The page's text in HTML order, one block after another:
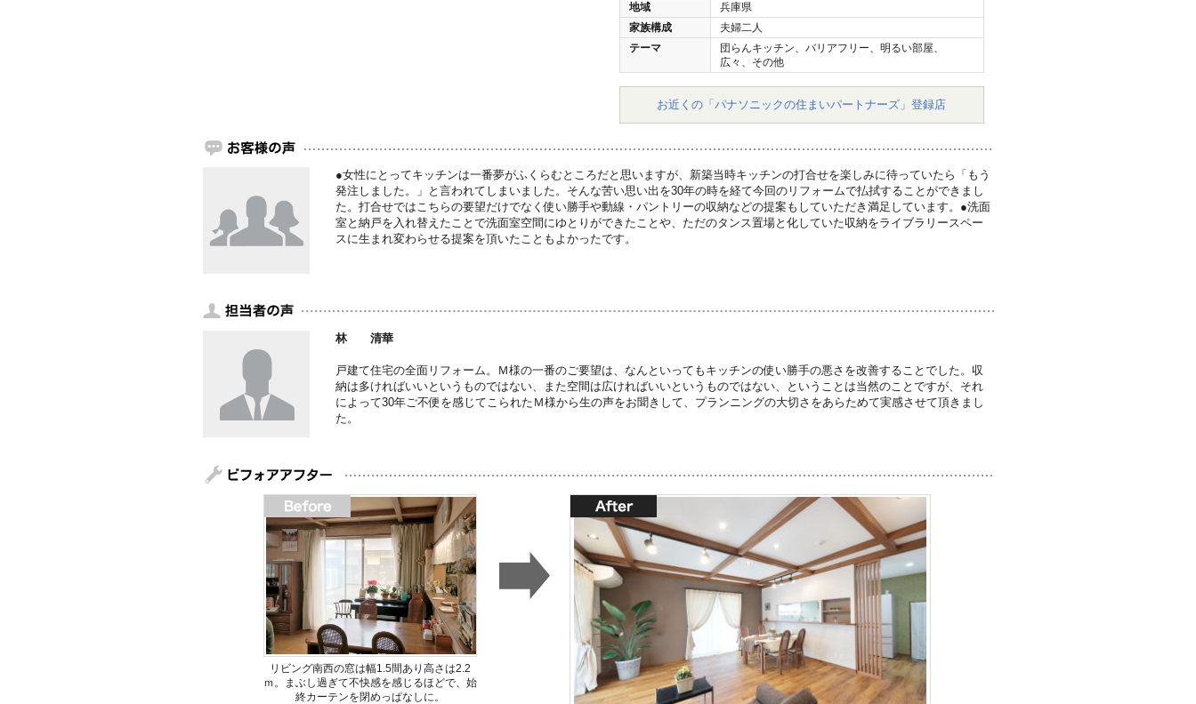
地域
兵庫県
家族構成
夫婦二人
テーマ
団らんキッチン、バリアフリー、明るい部屋、
広々、その他
お近くの「パナソニックの住まいパートナーズ」登録店
●女性にとってキッチンは一番夢がふくらむところだと思いますが、新築当時キッチンの打合せを楽しみに待っていたら「もう
発注しました。」と言われてしまいました。そんな苦い思い出を30年の時を経て今回のリフォームで払拭することができまし
た。打合せではこちらの要望だけでなく使い勝手や動線・パントリーの収納などの提案もしていただき満足しています。●洗面
室と納戸を入れ替えたことで洗面室空間にゆとりができたことや、ただのタンス置場と化していた収納をライブラリースペー
スに生まれ変わらせる提案を頂いたこともよかったです。
林 清華
戸建て住宅の全面リフォーム。Ｍ様の一番のご要望は、なんといってもキッチンの使い勝手の悪さを改善することでした。収
納は多ければいいというものではない、また空間は広ければいいというものではない、ということは当然のことですが、それ
によって30年ご不便を感じてこられたＭ様から生の声をお聞きして、プランニングの大切さをあらためて実感させて頂きまし
た。
リビング南西の窓は幅1.5間あり高さは2.2
ｍ。まぶし過ぎて不快感を感じるほどで、始
終カーテンを閉めっぱなしに。